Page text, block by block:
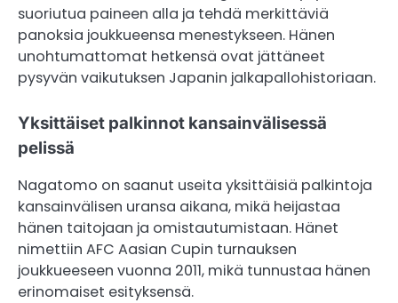
suoriutua paineen alla ja tehdä merkittäviä
panoksia joukkueensa menestykseen. Hänen
unohtumattomat hetkensä ovat jättäneet
pysyvän vaikutuksen Japanin jalkapallohistoriaan.
Yksittäiset palkinnot kansainvälisessä
pelissä
Nagatomo on saanut useita yksittäisiä palkintoja
kansainvälisen uransa aikana, mikä heijastaa
hänen taitojaan ja omistautumistaan. Hänet
nimettiin AFC Aasian Cupin turnauksen
joukkueeseen vuonna 2011, mikä tunnustaa hänen
erinomaiset esityksensä.